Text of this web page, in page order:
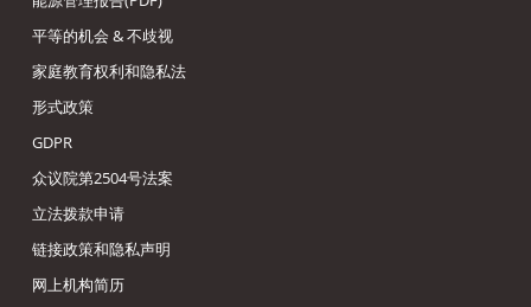
平等的机会 & 不歧视
家庭教育权利和隐私法
形式政策
GDPR
众议院第2504号法案
立法拨款申请
链接政策和隐私声明
网上机构简历